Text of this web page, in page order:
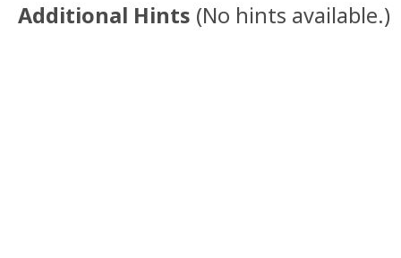
Additional Hints (No hints available.)